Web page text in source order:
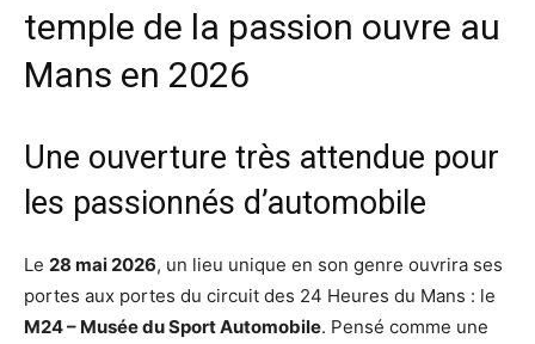
temple de la passion ouvre au
Mans en 2026
Une ouverture très attendue pour
les passionnés d’automobile
Le 28 mai 2026, un lieu unique en son genre ouvrira ses
portes aux portes du circuit des 24 Heures du Mans : le
M24 – Musée du Sport Automobile. Pensé comme une